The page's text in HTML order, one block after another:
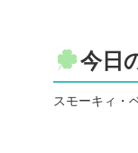
今日
スモーキィ・